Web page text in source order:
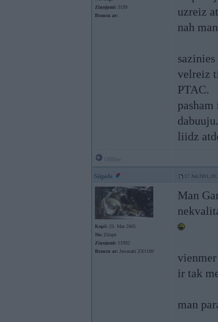
Ziņojumi: 3199
Braucu ar:
uzreiz
nah
velreiz
PTAC.
liidz
Siipols 17. Jun 2011,
Kopš: 23. Mar 2005
No: Zilupe
Ziņojumi: 11992
Braucu ar: Jawasaki ZX1100
Man
ir tak
man